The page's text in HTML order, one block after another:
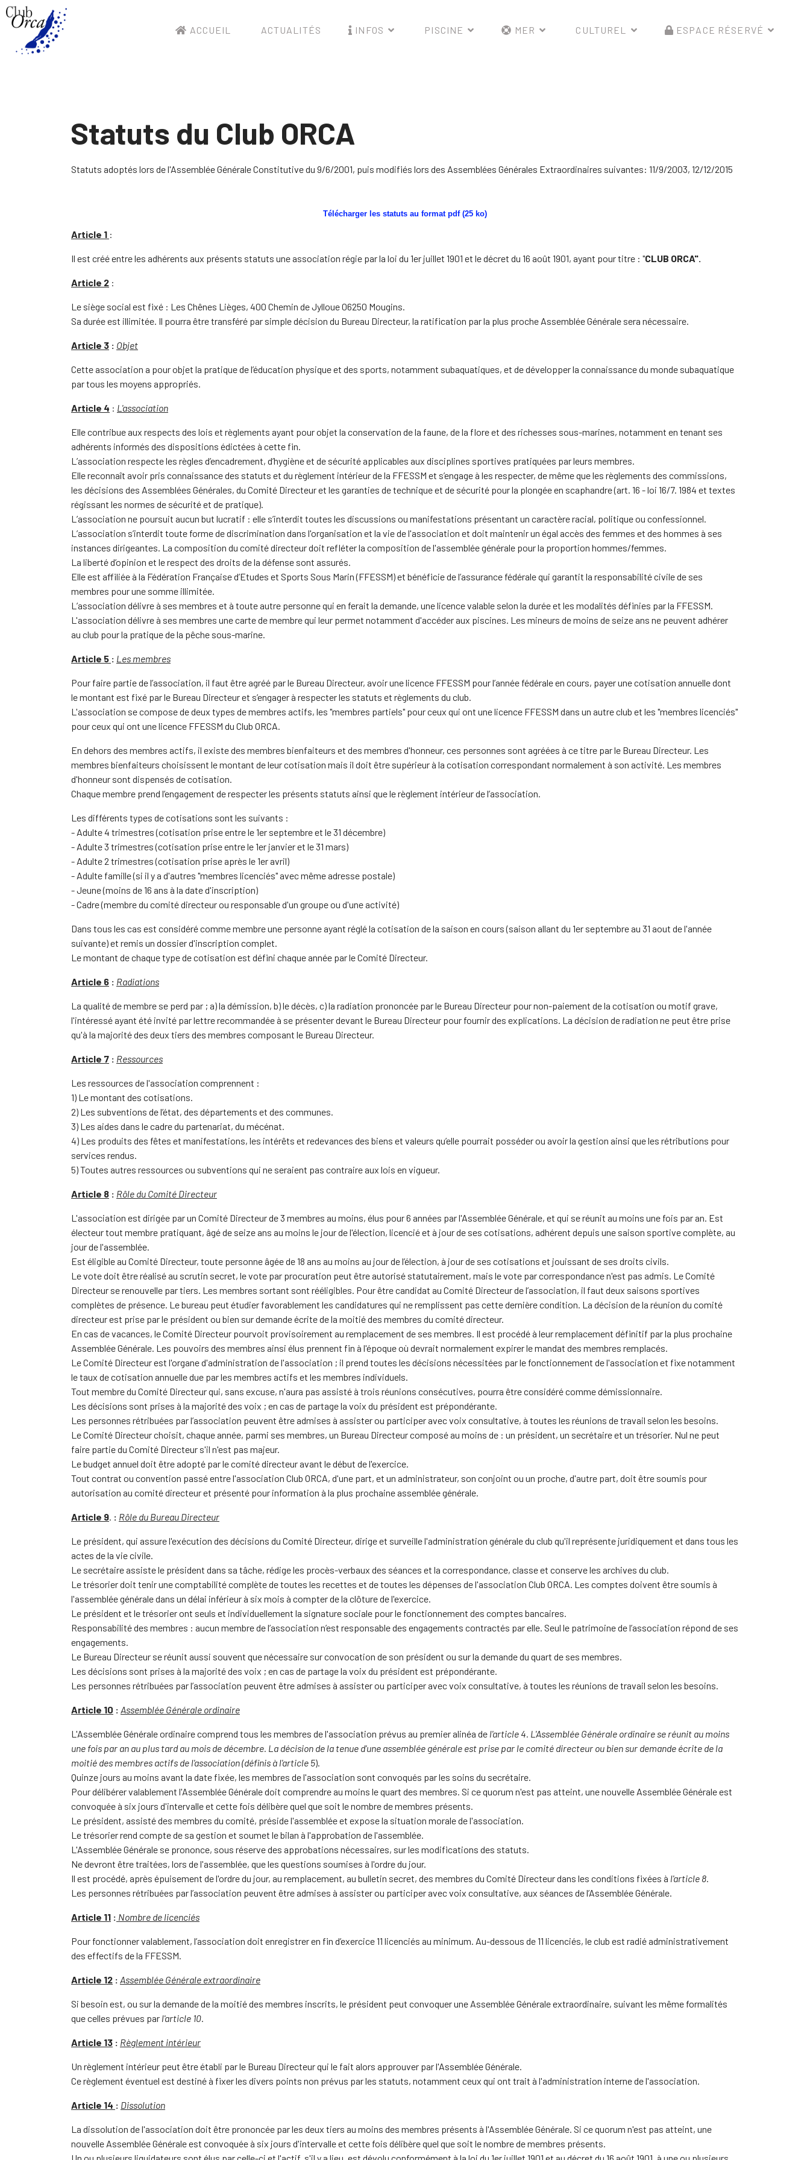
ACCUEIL ACTUALITÉS INFOS PISCINE MER CULTUREL ESPACE RÉSERVÉ
Statuts du Club ORCA
Statuts adoptés lors de l'Assemblée Générale Constitutive du 9/6/2001, puis modifiés lors des Assemblées Générales Extraordinaires suivantes: 11/9/2003, 12/12/2015
Télécharger les statuts au format pdf (25 ko)
Article 1 :
Il est créé entre les adhérents aux présents statuts une association régie par la loi du 1er juillet 1901 et le décret du 16 août 1901, ayant pour titre : "CLUB ORCA".
Article 2 :
Le siège social est fixé : Les Chênes Lièges, 400 Chemin de Jylloue 06250 Mougins.
Sa durée est illimitée. Il pourra être transféré par simple décision du Bureau Directeur, la ratification par la plus proche Assemblée Générale sera nécessaire.
Article 3 : Objet
Cette association a pour objet la pratique de l’éducation physique et des sports, notamment subaquatiques, et de développer la connaissance du monde subaquatique
par tous les moyens appropriés.
Article 4 : L'association
Elle contribue aux respects des lois et règlements ayant pour objet la conservation de la faune, de la flore et des richesses sous-marines, notamment en tenant ses
adhérents informés des dispositions édictées à cette fin.
L’association respecte les règles d’encadrement, d’hygiène et de sécurité applicables aux disciplines sportives pratiquées par leurs membres.
Elle reconnaît avoir pris connaissance des statuts et du règlement intérieur de la FFESSM et s’engage à les respecter, de même que les règlements des commissions,
les décisions des Assemblées Générales, du Comité Directeur et les garanties de technique et de sécurité pour la plongée en scaphandre (art. 16 - loi 16/7. 1984 et textes
régissant les normes de sécurité et de pratique).
L’association ne poursuit aucun but lucratif : elle s’interdit toutes les discussions ou manifestations présentant un caractère racial, politique ou confessionnel.
L’association s’interdit toute forme de discrimination dans l'organisation et la vie de l'association et doit maintenir un égal accès des femmes et des hommes à ses
instances dirigeantes. La composition du comité directeur doit refléter la composition de l'assemblée générale pour la proportion hommes/femmes.
La liberté d’opinion et le respect des droits de la défense sont assurés.
Elle est affiliée à la Fédération Française d’Etudes et Sports Sous Marin (FFESSM) et bénéficie de l’assurance fédérale qui garantit la responsabilité civile de ses
membres pour une somme illimitée.
L’association délivre à ses membres et à toute autre personne qui en ferait la demande, une licence valable selon la durée et les modalités définies par la FFESSM.
L'association délivre à ses membres une carte de membre qui leur permet notamment d'accéder aux piscines. Les mineurs de moins de seize ans ne peuvent adhérer
au club pour la pratique de la pêche sous-marine.
Article 5 : Les membres
Pour faire partie de l’association, il faut être agréé par le Bureau Directeur, avoir une licence FFESSM pour l’année fédérale en cours, payer une cotisation annuelle dont
le montant est fixé par le Bureau Directeur et s’engager à respecter les statuts et règlements du club.
L'association se compose de deux types de membres actifs, les "membres partiels" pour ceux qui ont une licence FFESSM dans un autre club et les "membres licenciés"
pour ceux qui ont une licence FFESSM du Club ORCA.
En dehors des membres actifs, il existe des membres bienfaiteurs et des membres d'honneur, ces personnes sont agréées à ce titre par le Bureau Directeur. Les
membres bienfaiteurs choisissent le montant de leur cotisation mais il doit être supérieur à la cotisation correspondant normalement à son activité. Les membres
d'honneur sont dispensés de cotisation.
Chaque membre prend l’engagement de respecter les présents statuts ainsi que le règlement intérieur de l’association.
Les différents types de cotisations sont les suivants :
- Adulte 4 trimestres (cotisation prise entre le 1er septembre et le 31 décembre)
- Adulte 3 trimestres (cotisation prise entre le 1er janvier et le 31 mars)
- Adulte 2 trimestres (cotisation prise après le 1er avril)
- Adulte famille (si il y a d'autres "membres licenciés" avec même adresse postale)
- Jeune (moins de 16 ans à la date d'inscription)
- Cadre (membre du comité directeur ou responsable d'un groupe ou d'une activité)
Dans tous les cas est considéré comme membre une personne ayant réglé la cotisation de la saison en cours (saison allant du 1er septembre au 31 aout de l'année
suivante) et remis un dossier d'inscription complet.
Le montant de chaque type de cotisation est défini chaque année par le Comité Directeur.
Article 6 : Radiations
La qualité de membre se perd par ; a) la démission, b) le décès, c) la radiation prononcée par le Bureau Directeur pour non-paiement de la cotisation ou motif grave,
l'intéressé ayant été invité par lettre recommandée à se présenter devant le Bureau Directeur pour fournir des explications. La décision de radiation ne peut être prise
qu'à la majorité des deux tiers des membres composant le Bureau Directeur.
Article 7 : Ressources
Les ressources de l'association comprennent :
1) Le montant des cotisations.
2) Les subventions de l’état, des départements et des communes.
3) Les aides dans le cadre du partenariat, du mécénat.
4) Les produits des fêtes et manifestations, les intérêts et redevances des biens et valeurs qu’elle pourrait posséder ou avoir la gestion ainsi que les rétributions pour
services rendus.
5) Toutes autres ressources ou subventions qui ne seraient pas contraire aux lois en vigueur.
Article 8 : Rôle du Comité Directeur
L'association est dirigée par un Comité Directeur de 3 membres au moins, élus pour 6 années par l'Assemblée Générale, et qui se réunit au moins une fois par an. Est
électeur tout membre pratiquant, âgé de seize ans au moins le jour de l'élection, licencié et à jour de ses cotisations, adhérent depuis une saison sportive complète, au
jour de l'assemblée.
Est éligible au Comité Directeur, toute personne âgée de 18 ans au moins au jour de l’élection, à jour de ses cotisations et jouissant de ses droits civils.
Le vote doit être réalisé au scrutin secret, le vote par procuration peut être autorisé statutairement, mais le vote par correspondance n'est pas admis. Le Comité
Directeur se renouvelle par tiers. Les membres sortant sont rééligibles. Pour être candidat au Comité Directeur de l’association, il faut deux saisons sportives
complètes de présence. Le bureau peut étudier favorablement les candidatures qui ne remplissent pas cette dernière condition. La décision de la réunion du comité
directeur est prise par le président ou bien sur demande écrite de la moitié des membres du comité directeur.
En cas de vacances, le Comité Directeur pourvoit provisoirement au remplacement de ses membres. Il est procédé à leur remplacement définitif par la plus prochaine
Assemblée Générale. Les pouvoirs des membres ainsi élus prennent fin à l'époque où devrait normalement expirer le mandat des membres remplacés.
Le Comité Directeur est l'organe d'administration de l'association ; il prend toutes les décisions nécessitées par le fonctionnement de l'association et fixe notamment
le taux de cotisation annuelle due par les membres actifs et les membres individuels.
Tout membre du Comité Directeur qui, sans excuse, n'aura pas assisté à trois réunions consécutives, pourra être considéré comme démissionnaire.
Les décisions sont prises à la majorité des voix ; en cas de partage la voix du président est prépondérante.
Les personnes rétribuées par l’association peuvent être admises à assister ou participer avec voix consultative, à toutes les réunions de travail selon les besoins.
Le Comité Directeur choisit, chaque année, parmi ses membres, un Bureau Directeur composé au moins de : un président, un secrétaire et un trésorier. Nul ne peut
faire partie du Comité Directeur s'il n'est pas majeur.
Le budget annuel doit être adopté par le comité directeur avant le début de l'exercice.
Tout contrat ou convention passé entre l'association Club ORCA, d'une part, et un administrateur, son conjoint ou un proche, d'autre part, doit être soumis pour
autorisation au comité directeur et présenté pour information à la plus prochaine assemblée générale.
Article 9. : Rôle du Bureau Directeur
Le président, qui assure l'exécution des décisions du Comité Directeur, dirige et surveille l'administration générale du club qu'il représente juridiquement et dans tous les
actes de la vie civile.
Le secrétaire assiste le président dans sa tâche, rédige les procès-verbaux des séances et la correspondance, classe et conserve les archives du club.
Le trésorier doit tenir une comptabilité complète de toutes les recettes et de toutes les dépenses de l'association Club ORCA. Les comptes doivent être soumis à
l'assemblée générale dans un délai inférieur à six mois à compter de la clôture de l'exercice.
Le président et le trésorier ont seuls et individuellement la signature sociale pour le fonctionnement des comptes bancaires.
Responsabilité des membres : aucun membre de l’association n’est responsable des engagements contractés par elle. Seul le patrimoine de l’association répond de ses
engagements.
Le Bureau Directeur se réunit aussi souvent que nécessaire sur convocation de son président ou sur la demande du quart de ses membres.
Les décisions sont prises à la majorité des voix ; en cas de partage la voix du président est prépondérante.
Les personnes rétribuées par l’association peuvent être admises à assister ou participer avec voix consultative, à toutes les réunions de travail selon les besoins.
Article 10 : Assemblée Générale ordinaire
L'Assemblée Générale ordinaire comprend tous les membres de l'association prévus au premier alinéa de l'article 4. L'Assemblée Générale ordinaire se réunit au moins
une fois par an au plus tard au mois de décembre. La décision de la tenue d'une assemblée générale est prise par le comité directeur ou bien sur demande écrite de la
moitié des membres actifs de l'association (définis à l'article 5).
Quinze jours au moins avant la date fixée, les membres de l'association sont convoqués par les soins du secrétaire.
Pour délibérer valablement l'Assemblée Générale doit comprendre au moins le quart des membres. Si ce quorum n'est pas atteint, une nouvelle Assemblée Générale est
convoquée à six jours d'intervalle et cette fois délibère quel que soit le nombre de membres présents.
Le président, assisté des membres du comité, préside l'assemblée et expose la situation morale de l'association.
Le trésorier rend compte de sa gestion et soumet le bilan à l'approbation de l'assemblée.
L'Assemblée Générale se prononce, sous réserve des approbations nécessaires, sur les modifications des statuts.
Ne devront être traitées, lors de l'assemblée, que les questions soumises à l'ordre du jour.
Il est procédé, après épuisement de l'ordre du jour, au remplacement, au bulletin secret, des membres du Comité Directeur dans les conditions fixées à l'article 8.
Les personnes rétribuées par l’association peuvent être admises à assister ou participer avec voix consultative, aux séances de l’Assemblée Générale.
Article 11 : Nombre de licenciés
Pour fonctionner valablement, l’association doit enregistrer en fin d’exercice 11 licenciés au minimum. Au-dessous de 11 licenciés, le club est radié administrativement
des effectifs de la FFESSM.
Article 12 : Assemblée Générale extraordinaire
Si besoin est, ou sur la demande de la moitié des membres inscrits, le président peut convoquer une Assemblée Générale extraordinaire, suivant les même formalités
que celles prévues par l'article 10.
Article 13 : Règlement intérieur
Un règlement intérieur peut être établi par le Bureau Directeur qui le fait alors approuver par l'Assemblée Générale.
Ce règlement éventuel est destiné à fixer les divers points non prévus par les statuts, notamment ceux qui ont trait à l'administration interne de l'association.
Article 14 : Dissolution
La dissolution de l'association doit être prononcée par les deux tiers au moins des membres présents à l'Assemblée Générale. Si ce quorum n'est pas atteint, une
nouvelle Assemblée Générale est convoquée à six jours d'intervalle et cette fois délibère quel que soit le nombre de membres présents.